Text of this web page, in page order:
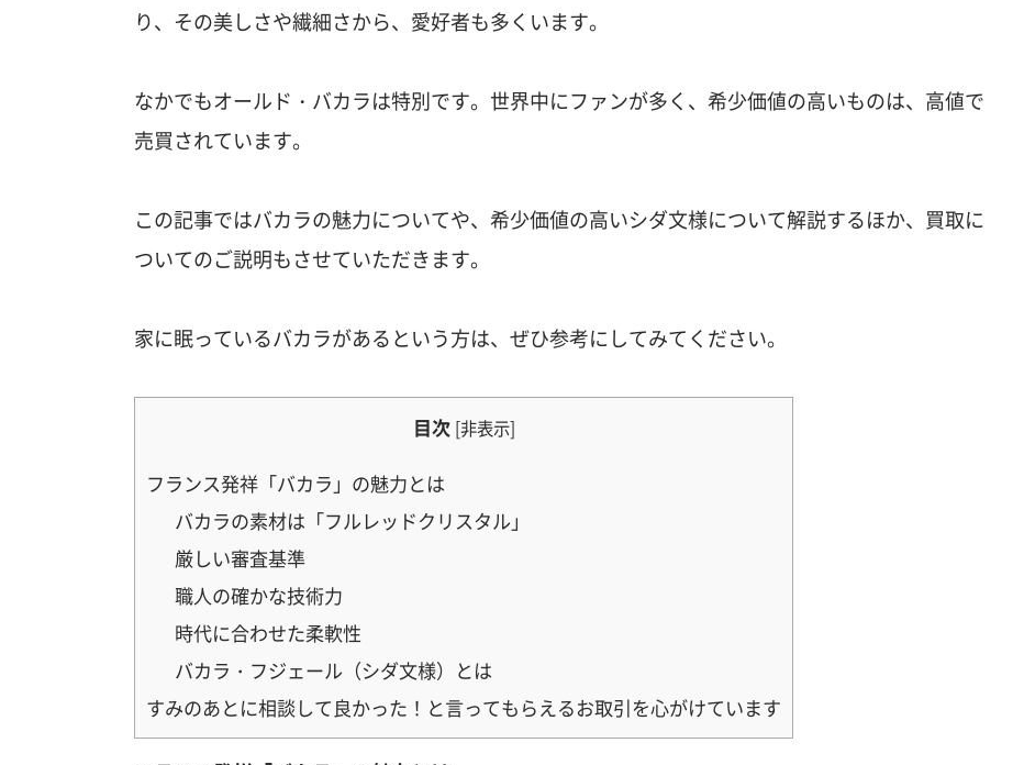
り、その美しさや繊細さから、愛好者も多くいます。
なかでもオールド・バカラは特別です。世界中にファンが多く、希少価値の高いものは、高値で
売買されています。
この記事ではバカラの魅力についてや、希少価値の高いシダ文様について解説するほか、買取に
ついてのご説明もさせていただきます。
家に眠っているバカラがあるという方は、ぜひ参考にしてみてください。
目次 [非表示]
フランス発祥「バカラ」の魅力とは
バカラの素材は「フルレッドクリスタル」
厳しい審査基準
職人の確かな技術力
時代に合わせた柔軟性
バカラ・フジェール（シダ文様）とは
すみのあとに相談して良かった！と言ってもらえるお取引を心がけています